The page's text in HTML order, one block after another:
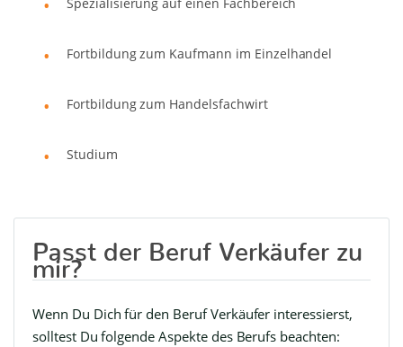
Fortbildung zum Kaufmann im Einzelhandel
Fortbildung zum Handelsfachwirt
Studium
Passt der Beruf Verkäufer zu
mir?
Wenn Du Dich für den Beruf Verkäufer interessierst,
solltest Du folgende Aspekte des Berufs beachten: